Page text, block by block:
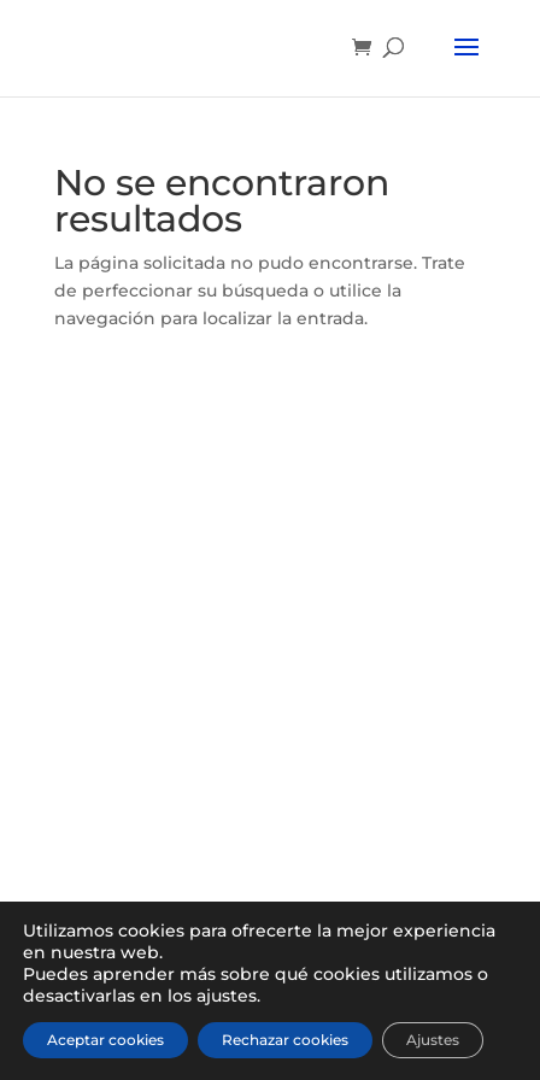
No se encontraron
resultados
La página solicitada no pudo encontrarse. Trate
de perfeccionar su búsqueda o utilice la
navegación para localizar la entrada.
Utilizamos cookies para ofrecerte la mejor experiencia
en nuestra web.
Puedes aprender más sobre qué cookies utilizamos o
desactivarlas en los ajustes.
Aceptar cookies Rechazar cookies Ajustes